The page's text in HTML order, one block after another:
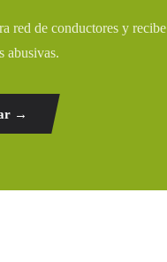
red de conductores y
abusivas.
→